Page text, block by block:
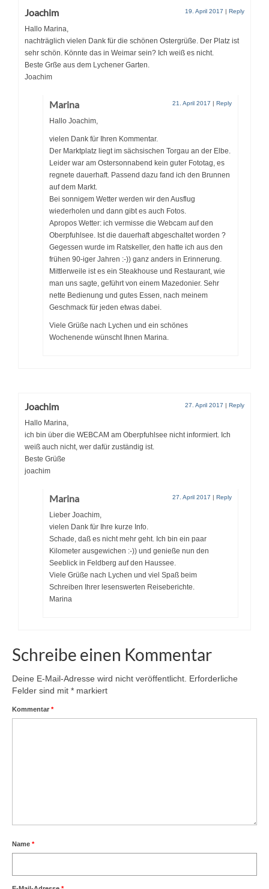
Joachim 19. April 2017 Reply
Hallo Marina,
nachträglich vielen Dank für die schönen Ostergrüße. Der Platz ist
sehr schön. Könnte das in Weimar sein? Ich weiß es nicht.
Beste Grße aus dem Lychener Garten.
Joachim
Marina 21. April 2017 Reply
Hallo Joachim,
vielen Dank für Ihren Kommentar.
Der Marktplatz liegt im sächsischen Torgau an der Elbe.
Leider war am Ostersonnabend kein guter Fototag, es
regnete dauerhaft. Passend dazu fand ich den Brunnen
auf dem Markt.
Bei sonnigem Wetter werden wir den Ausflug
wiederholen und dann gibt es auch Fotos.
Apropos Wetter: ich vermisse die Webcam auf den
Oberpfuhlsee. Ist die dauerhaft abgeschaltet worden ?
Gegessen wurde im Ratskeller, den hatte ich aus den
frühen 90-iger Jahren :-)) ganz anders in Erinnerung.
Mittlerweile ist es ein Steakhouse und Restaurant, wie
man uns sagte, geführt von einem Mazedonier. Sehr
nette Bedienung und gutes Essen, nach meinem
Geschmack für jeden etwas dabei.
Viele Grüße nach Lychen und ein schönes
Wochenende wünscht Ihnen Marina.
Joachim 27. April 2017 Reply
Hallo Marina,
ich bin über die WEBCAM am Oberpfuhlsee nicht informiert. Ich
weiß auch nicht, wer dafür zuständig ist.
Beste Grüße
joachim
Marina 27. April 2017 Reply
Lieber Joachim,
vielen Dank für Ihre kurze Info.
Schade, daß es nicht mehr geht. Ich bin ein paar
Kilometer ausgewichen :-)) und genieße nun den
Seeblick in Feldberg auf den Haussee.
Viele Grüße nach Lychen und viel Spaß beim
Schreiben Ihrer lesenswerten Reiseberichte.
Marina
Schreibe einen Kommentar
Deine E-Mail-Adresse wird nicht veröffentlicht. Erforderliche
Felder sind mit * markiert
Kommentar *
Name *